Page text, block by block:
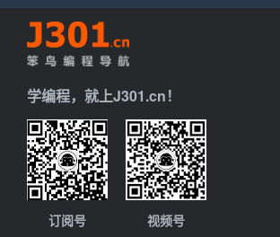
学编程，就上J301.cn！
订阅号 视频号